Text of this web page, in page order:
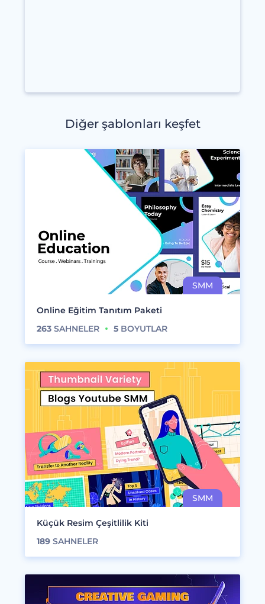
Diğer şablonları keşfet
Online Eğitim Tanıtım Paketi
263 SAHNELER 5 BOYUTLAR
Küçük Resim Çeşitlilik Kiti
189 SAHNELER